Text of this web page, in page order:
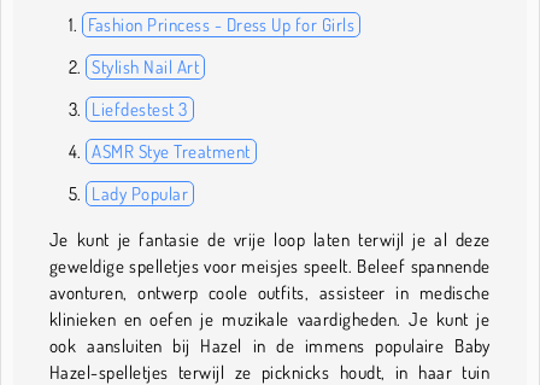
Fashion Princess - Dress Up for Girls
Stylish Nail Art
Liefdestest 3
ASMR Stye Treatment
Lady Popular
Je kunt je fantasie de vrije loop laten terwijl je al deze
geweldige spelletjes voor meisjes speelt. Beleef spannende
avonturen, ontwerp coole outfits, assisteer in medische
klinieken en oefen je muzikale vaardigheden. Je kunt je
ook aansluiten bij Hazel in de immens populaire Baby
Hazel-spelletjes terwijl ze picknicks houdt, in haar tuin